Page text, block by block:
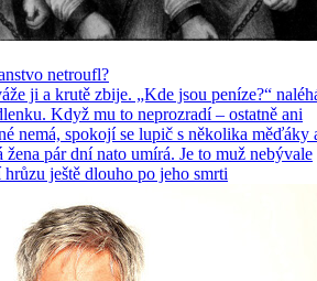
netroufl?
ji a krutě zbije. „Kde jsou peníze?“
Když mu to neprozradí – ostatně ani
nemá, spokojí se lupič s několika měďáky
pár dní nato umírá. Je to muž nebývale
ještě dlouho po jeho smrti